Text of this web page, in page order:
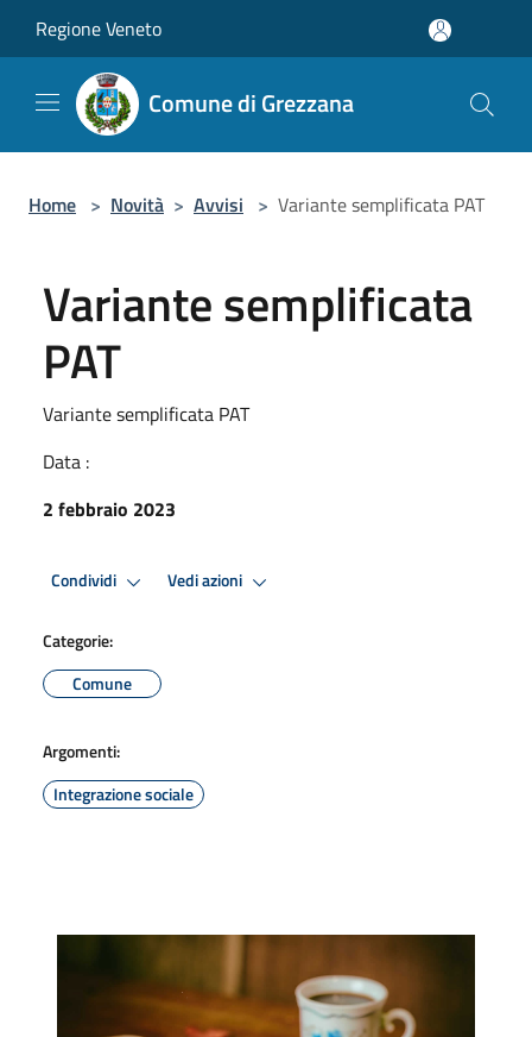
Regione Veneto
Comune di Grezzana
Home > Novità > Avvisi > Variante semplificata PAT
Variante semplificata
PAT
Variante semplificata PAT
Data :
2 febbraio 2023
Condividi Vedi azioni
Categorie:
Comune
Argomenti:
Integrazione sociale